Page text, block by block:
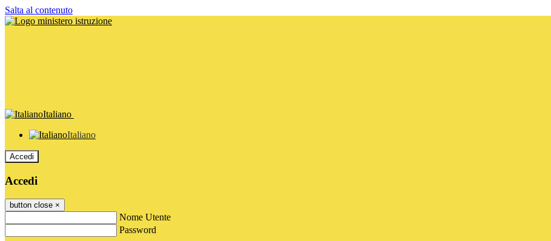
Salta al contenuto
Italiano
Italiano
Accedi
Accedi
button close ×
Nome Utente
Password